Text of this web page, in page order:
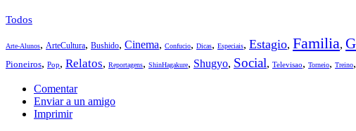
Todos
Arte-Alunos, ArteCultura, Bushido, Cinema, Confucio, Dicas, Especiais, Estagio, Familia,
Pioneiros, Pop, Relatos, Reportagens, ShinHagakure, Shugyo, Social, Televisao, Torneio, Treino,
Comentar
Enviar a un amigo
Imprimir